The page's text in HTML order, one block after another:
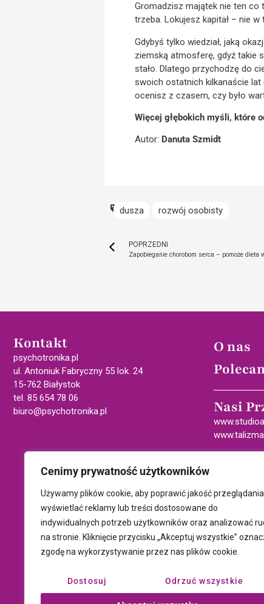
Cenimy prywatność użytkowników
Używamy plików cookie, aby poprawić jakość
wyświetlać reklamy lub treści dostosowane do
indywidualnych potrzeb użytkowników oraz analizować
na stronie. Kliknięcie przycisku „Akceptuj wszystkie”
zgodę na wykorzystywanie przez nas plików cookie.
Dostosuj Odrzuć wszystkie
Gromadzisz majątek nie ten co
trzeba. Lokujesz kapitał – nie
Gdybyś tylko wiedział, jaką
ziemską atmosferę, gdyż takie
stało. Dlatego przychodzę do
swoich ostatnich kilkanaście lat
ocenisz z czasem, czy było
Więcej głębokich myśli, które
Autor: Danuta Szmidt
dusza rozwój osobisty
POPRZEDNI
Zapobieganie chorobom serca – pomoże dieta
Kontakt
psychotronika.pl
ul. Antoniuk Fabryczny 55 lok. 24
15-762 Białystok
tel. 85 654 78 06
biuro@psychotronika.pl
O nas
Nasi